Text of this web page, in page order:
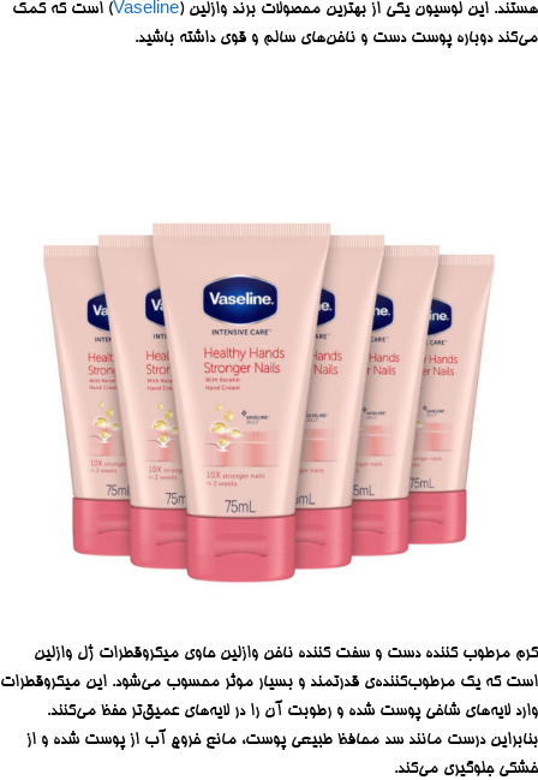
هستند. این لوسیون یکی از بهترین محصولات برند وازلین (Vaseline) است که کمک
می‌کند دوباره پوست دست و ناخن‌های سالم و قوی داشته باشید.
کرم مرطوب کننده دست و سفت کننده ناخن وازلین حاوی میکروقطرات ژل وازلین
است که یک مرطوب‌کننده‌ی قدرتمند و بسیار موثر محسوب می‌شود. این میکروقطرات
وارد لایه‌های شاخی پوست شده و رطوبت آن را در لایه‌های عمیق‌تر حفظ می‌کنند.
بنابراین درست مانند سد محافظ طبیعی پوست، مانع خروج آب از پوست شده و از
خشکی جلوگیری می‌کند.